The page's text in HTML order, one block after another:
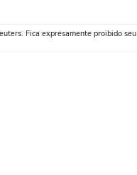
Fica expresamente proibido seu